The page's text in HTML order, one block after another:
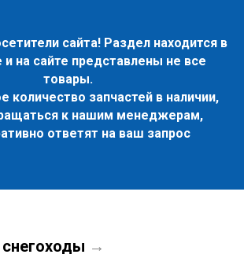
сайта! Раздел находится в
и на сайте представлены не все
товары.
количество запчастей в наличии,
к нашим менеджерам,
ответят на ваш запрос
→